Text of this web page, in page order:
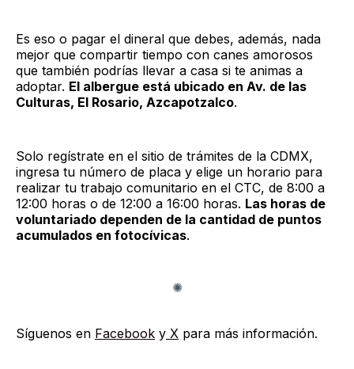
Es eso o pagar el dineral que debes, además, nada
mejor que compartir tiempo con canes amorosos
que también podrías llevar a casa si te animas a
adoptar. El albergue está ubicado en Av. de las
Culturas, El Rosario, Azcapotzalco.
Solo regístrate en el sitio de trámites de la CDMX,
ingresa tu número de placa y elige un horario para
realizar tu trabajo comunitario en el CTC, de 8:00 a
12:00 horas o de 12:00 a 16:00 horas. Las horas de
voluntariado dependen de la cantidad de puntos
acumulados en fotocívicas.
Síguenos en Facebook y X para más información.